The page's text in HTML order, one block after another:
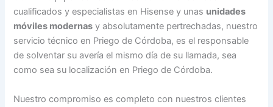
cualificados y especialistas en Hisense y unas unidades
móviles modernas y absolutamente pertrechadas, nuestro
servicio técnico en Priego de Córdoba, es el responsable
de solventar su avería el mismo día de su llamada, sea
como sea su localización en Priego de Córdoba.
Nuestro compromiso es completo con nuestros clientes